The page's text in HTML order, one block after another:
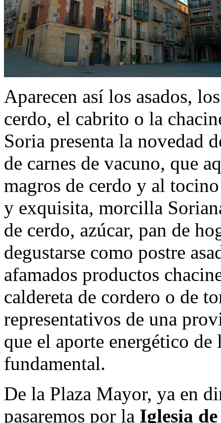
Aparecen así los asados,
cerdo, el cabrito o la
Soria presenta la novedad
de carnes de vacuno, que
magros de cerdo y al
y exquisita, morcilla
de cerdo, azúcar, pan de
degustarse como postre
afamados productos
caldereta de cordero o de
representativos de una
que el aporte energético
fundamental.
De la Plaza Mayor, ya en
pasaremos por la Iglesia